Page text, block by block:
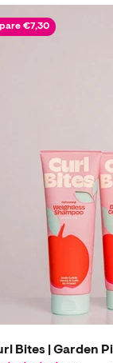
€7,30
Bites | Garden